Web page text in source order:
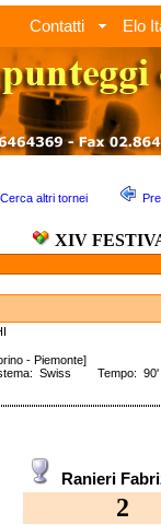
Contatti Elo
Cerca altri tornei
XIV
- Piemonte]
Swiss Tempo: 90'
Ranieri
2